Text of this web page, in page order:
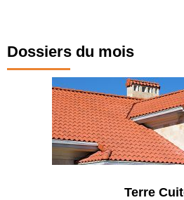
Dossiers du mois
Terre Cuite